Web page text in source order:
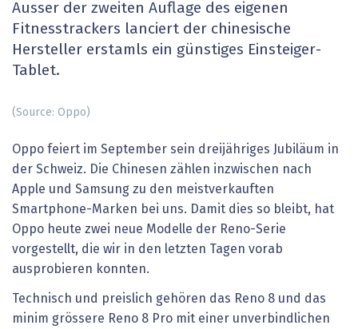
Ausser der zweiten Auflage des eigenen
Fitnesstrackers lanciert der chinesische
Hersteller erstamls ein günstiges Einsteiger-
Tablet.
(Source: Oppo)
Oppo feiert im September sein dreijähriges Jubiläum in
der Schweiz. Die Chinesen zählen inzwischen nach
Apple und Samsung zu den meistverkauften
Smartphone-Marken bei uns. Damit dies so bleibt, hat
Oppo heute zwei neue Modelle der Reno-Serie
vorgestellt, die wir in den letzten Tagen vorab
ausprobieren konnten.
Technisch und preislich gehören das Reno 8 und das
minim grössere Reno 8 Pro mit einer unverbindlichen